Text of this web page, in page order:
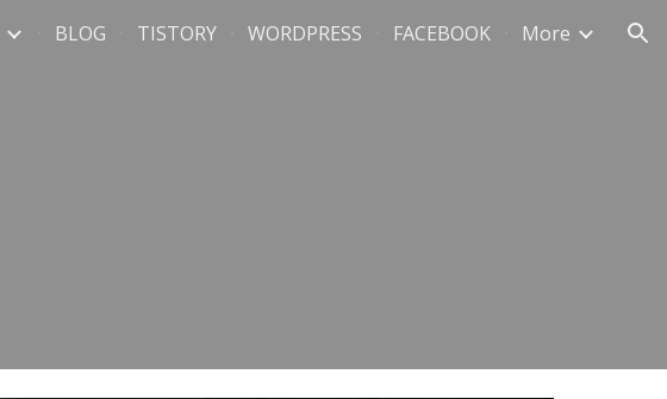
Skip to navigation
BLOG TISTORY WORDPRESS FACEBOOK More